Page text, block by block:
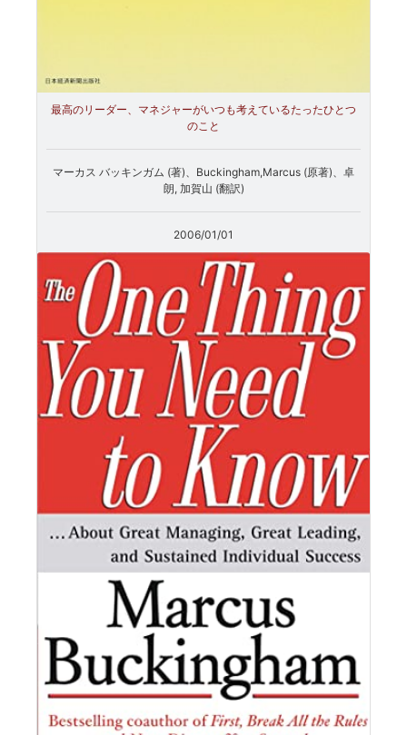
最高のリーダー、マネジャーがいつも考えているたったひとつ
のこと
マーカス バッキンガム (著)、Buckingham,Marcus (原著)、卓
朗, 加賀山 (翻訳)
2006/01/01